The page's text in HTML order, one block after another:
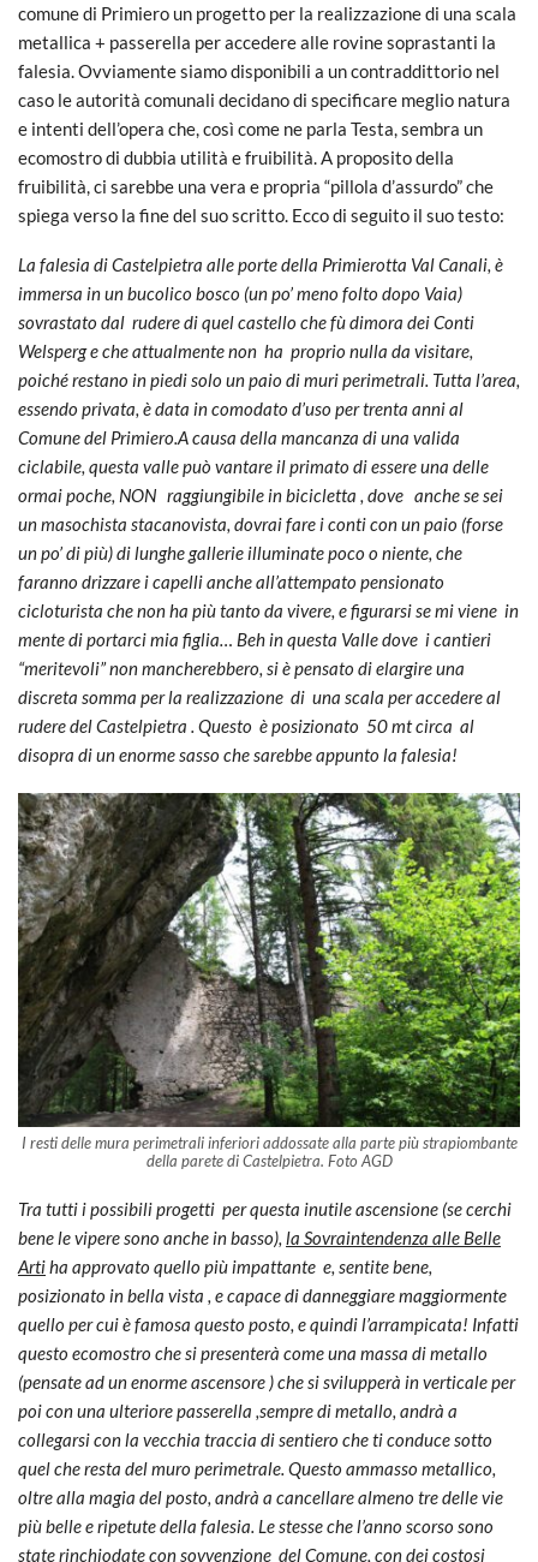
comune di Primiero un progetto per la realizzazione di una scala
metallica + passerella per accedere alle rovine soprastanti la
falesia. Ovviamente siamo disponibili a un contraddittorio nel
caso le autorità comunali decidano di specificare meglio natura
e intenti dell’opera che, così come ne parla Testa, sembra un
ecomostro di dubbia utilità e fruibilità. A proposito della
fruibilità, ci sarebbe una vera e propria “pillola d’assurdo” che
spiega verso la fine del suo scritto. Ecco di seguito il suo testo:
La falesia di Castelpietra alle porte della Primierotta Val Canali, è
immersa in un bucolico bosco (un po’ meno folto dopo Vaia)
sovrastato dal rudere di quel castello che fù dimora dei Conti
Welsperg e che attualmente non ha proprio nulla da visitare,
poiché restano in piedi solo un paio di muri perimetrali. Tutta l’area,
essendo privata, è data in comodato d’uso per trenta anni al
Comune del Primiero.A causa della mancanza di una valida
ciclabile, questa valle può vantare il primato di essere una delle
ormai poche, NON raggiungibile in bicicletta , dove anche se sei
un masochista stacanovista, dovrai fare i conti con un paio (forse
un po’ di più) di lunghe gallerie illuminate poco o niente, che
faranno drizzare i capelli anche all’attempato pensionato
cicloturista che non ha più tanto da vivere, e figurarsi se mi viene in
mente di portarci mia figlia… Beh in questa Valle dove i cantieri
“meritevoli” non mancherebbero, si è pensato di elargire una
discreta somma per la realizzazione di una scala per accedere al
rudere del Castelpietra . Questo è posizionato 50 mt circa al
disopra di un enorme sasso che sarebbe appunto la falesia!
I resti delle mura perimetrali inferiori addossate alla parte più strapiombante
della parete di Castelpietra. Foto AGD
Tra tutti i possibili progetti per questa inutile ascensione (se cerchi
bene le vipere sono anche in basso), la Sovraintendenza alle Belle
Artiha approvato quello più impattante e, sentite bene,
posizionato in bella vista , e capace di danneggiare maggiormente
quello per cui è famosa questo posto, e quindi l’arrampicata! Infatti
questo ecomostro che si presenterà come una massa di metallo
(pensate ad un enorme ascensore ) che si svilupperà in verticale per
poi con una ulteriore passerella ,sempre di metallo, andrà a
collegarsi con la vecchia traccia di sentiero che ti conduce sotto
quel che resta del muro perimetrale. Questo ammasso metallico,
oltre alla magia del posto, andrà a cancellare almeno tre delle vie
più belle e ripetute della falesia. Le stesse che l’anno scorso sono
state rinchiodate con sovvenzione del Comune, con dei costosi